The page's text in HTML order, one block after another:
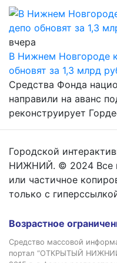
вчера
В Нижнем Новгороде
обновят за 1,3 млрд
Средства Фонда
направили на аванс
реконструирует
Городской
НИЖНИЙ. © 2024 Все
или частичное
только с
Возрастное
Средство массовой
портал “ОТКРЫТЫЙ